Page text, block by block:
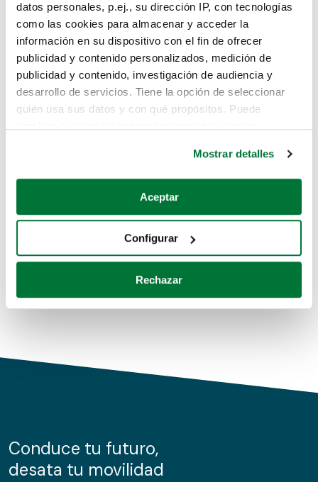
datos personales, p.ej., su dirección IP, con tecnologías
como las cookies para almacenar y acceder la
información en su dispositivo con el fin de ofrecer
publicidad y contenido personalizados, medición de
publicidad y contenido, investigación de audiencia y
desarrollo de servicios. Tiene la opción de seleccionar
quién usa sus datos y con qué propósitos. Puede
Si lo permite, también quisiéramos:
Recopilar información sobre su ubicación geográfica
Identificar su dispositivo analizándolo activamente
para buscar características específicas (huellas
Obtenga más información sobre cómo se procesan sus
de cookies.
información sobre el uso que haga del sitio web con
nuestros partners de redes sociales, publicidad y análisis
Mostrar detalles
Aceptar
Configurar
Rechazar
Lo sentimos, no sabemos como
te hemos traido hasta aquí.
Pero puedes encontrar el coche que estás
buscando en alguno de estos enlaces:
Coches de segunda mano
Coches de km0
Conduce tu futuro,
desata tu movilidad